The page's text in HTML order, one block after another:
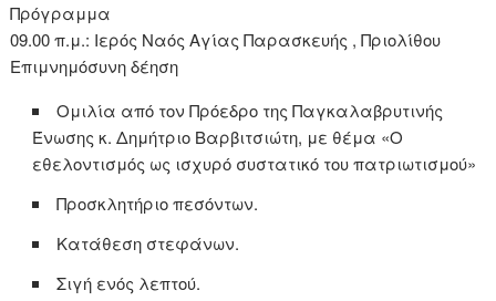
Πρόγραμμα
09.00 π.μ.: Ιερός Ναός Αγίας Παρασκευής , Πριολίθου
Επιμνημόσυνη δέηση
Ομιλία από τον Πρόεδρο της Παγκαλαβρυτινής
Ένωσης κ. Δημήτριο Βαρβιτσιώτη, με θέμα «Ο
εθελοντισμός ως ισχυρό συστατικό του πατριωτισμού»
Προσκλητήριο πεσόντων.
Κατάθεση στεφάνων.
Σιγή ενός λεπτού.